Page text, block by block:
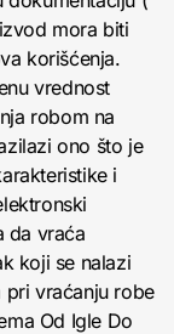
mora biti
korišćenja.
vrednost
robom na
ono što je
i
da vraća
koji se nalazi
pri vraćanju robe
Od Igle Do